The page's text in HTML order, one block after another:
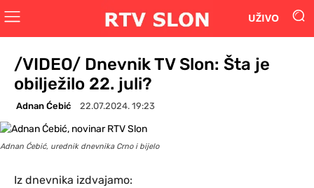
UŽIVO
/VIDEO/ Dnevnik TV Slon: Šta je
obilježilo 22. juli?
Adnan Ćebić 22.07.2024. 19:23
Adnan Ćebić, urednik dnevnika Crno i bijelo
Iz dnevnika izdvajamo: